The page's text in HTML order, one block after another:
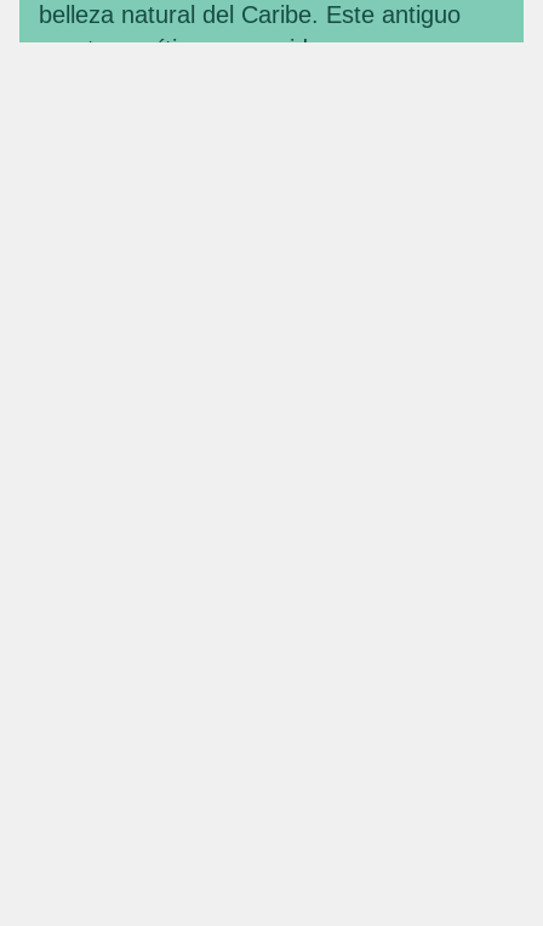
belleza natural del Caribe. Este antiguo
puerto marítimo, conocido por sus